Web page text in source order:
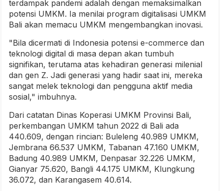
terdampak pandemi adalah dengan memaksimalkan
potensi UMKM. Ia menilai program digitalisasi UMKM
Bali akan memacu UMKM mengembangkan inovasi.
"Bila dicermati di Indonesia potensi e-commerce dan
teknologi digital di masa depan akan tumbuh
signifikan, terutama atas kehadiran generasi milenial
dan gen Z. Jadi generasi yang hadir saat ini, mereka
sangat melek teknologi dan pengguna aktif media
sosial," imbuhnya.
Dari catatan Dinas Koperasi UMKM Provinsi Bali,
perkembangan UMKM tahun 2022 di Bali ada
440.609, dengan rincian: Buleleng 40.989 UMKM,
Jembrana 66.537 UMKM, Tabanan 47.160 UMKM,
Badung 40.989 UMKM, Denpasar 32.226 UMKM,
Gianyar 75.620, Bangli 44.175 UMKM, Klungkung
36.072, dan Karangasem 40.614.